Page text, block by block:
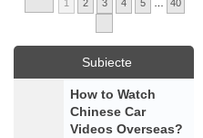
1 2 3 4 5 40
Subiecte
How to Watch
Chinese Car
Videos Overseas?